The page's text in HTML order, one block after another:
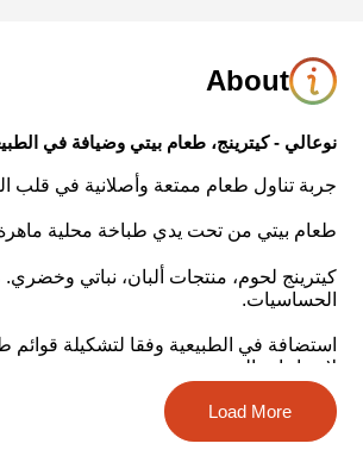
About
نوعالي - كيترينج، طعام بيتي وضيافة في
جربة تناول طعام ممتعة وأصلانية في قلب
طعام بيتي من تحت يدي طباخة محلية
كيترينج لحوم، منتجات ألبان، نباتي وخضري.
الحساسيات.
استضافة في الطبيعية وفقا لتشكيلة قوائم
لاحتياجات الزبون.
الكيترينج مخصص للمجموعات حتى 20 شخصا.
Load More